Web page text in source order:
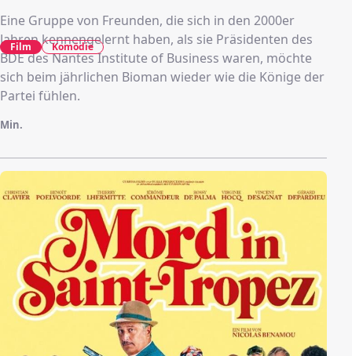
Eine Gruppe von Freunden, die sich in den 2000er
Jahren kennengelernt haben, als sie Präsidenten des
BDE des Nantes Institute of Business waren, möchte
sich beim jährlichen Bioman wieder wie die Könige der
Partei fühlen.
Min.
Film Komödie